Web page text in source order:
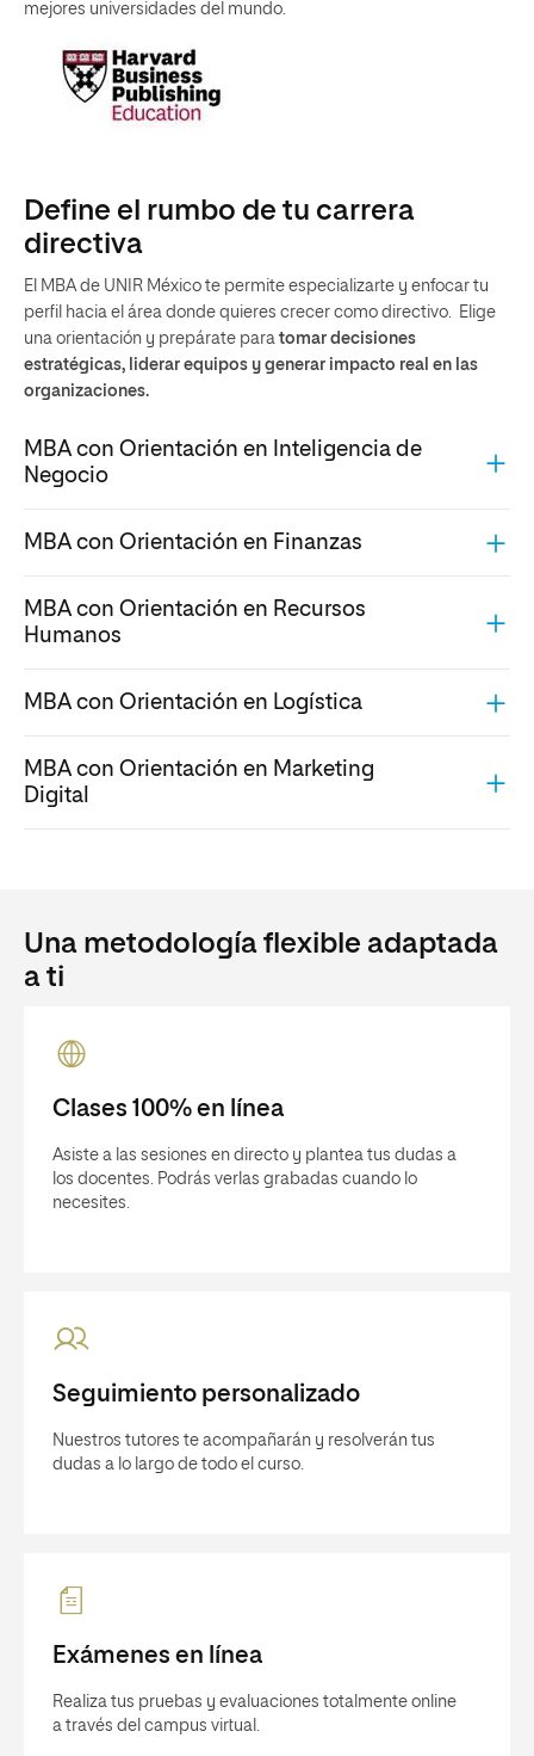
mejores universidades del mundo.
Define el rumbo de tu carrera
directiva
El MBA de UNIR México te permite especializarte y enfocar tu
perfil hacia el área donde quieres crecer como directivo. Elige
una orientación y prepárate para tomar decisiones
estratégicas, liderar equipos y generar impacto real en las
organizaciones.
MBA con Orientación en Inteligencia de
Negocio
MBA con Orientación en Finanzas
MBA con Orientación en Recursos
Humanos
MBA con Orientación en Logística
MBA con Orientación en Marketing
Digital
Una metodología flexible adaptada
a ti
Clases 100% en línea
Asiste a las sesiones en directo y plantea tus dudas a
los docentes. Podrás verlas grabadas cuando lo
necesites.
Seguimiento personalizado
Nuestros tutores te acompañarán y resolverán tus
dudas a lo largo de todo el curso.
Exámenes en línea
Realiza tus pruebas y evaluaciones totalmente online
a través del campus virtual.